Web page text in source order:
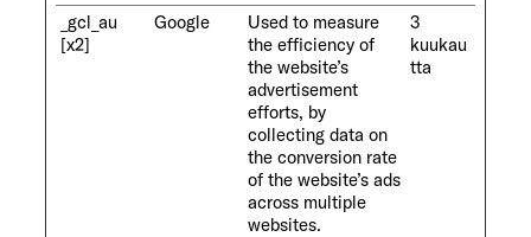
_gcl_au
[x2]
Google
Used to measure
the efficiency of
the website’s
advertisement
efforts, by
collecting data on
the conversion rate
of the website’s ads
across multiple
websites.
3
kuukau
tta